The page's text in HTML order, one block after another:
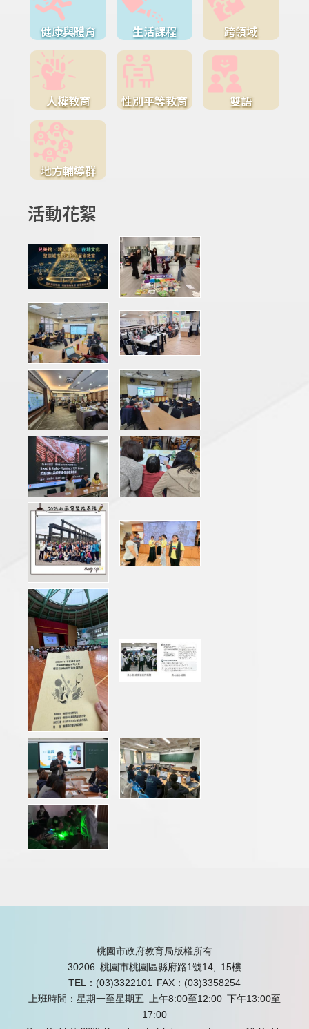
健康與體育 生活課程 跨領域
人權教育 性別平等教育 雙語
地方輔導群
活動花絮
桃園市政府教育局版權所有
30206 桃園市桃園區縣府路1號14, 15樓
TEL：(03)3322101 FAX：(03)3358254
上班時間：星期一至星期五 上午8:00至12:00 下午13:00至
17:00